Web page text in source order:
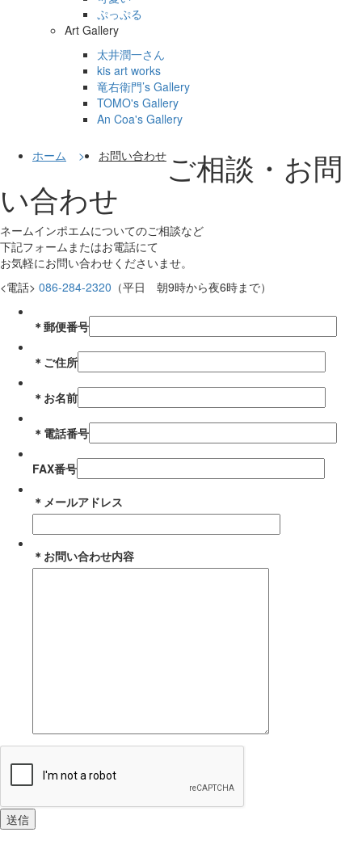
ぷっぷる
Art Gallery
太井潤一さん
kis art works
竜右衛門’s Gallery
TOMO's Gallery
An Coa's Gallery
ホーム お問い合わせ ご相談・お問
い合わせ
ネームインポエムについてのご相談など
下記フォームまたはお電話にて
お気軽にお問い合わせくださいませ。
<電話> 086-284-2320 （平日 朝9時から夜6時まで）
＊郵便番号
＊ ご住所
＊ お名前
＊ 電話番号
FAX番号
＊ メールアドレス
＊ お問い合わせ内容